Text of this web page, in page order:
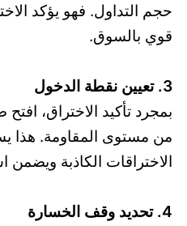
حجم التداول. فهو يؤكد
قوي بالسوق.
3. تعيين نقطة الدخول
بمجرد تأكيد الاختراق،
من مستوى المقاومة. هذا
الاختراقات الكاذبة ويضمن
4. تحديد وقف الخسارة